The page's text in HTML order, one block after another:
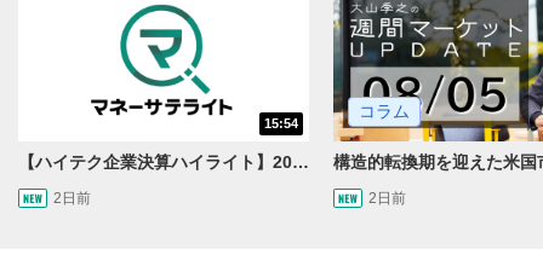
動画再生エリア
動画再生エリアをクリックすると、動画を再生または
一時停止します。
2
15:54
【ハイテク企業決算ハイライト】2027年分のメモリに売切れ報道!?＜米国マーケットダイジェスト8/5号＞
2日前
コラム
2日前